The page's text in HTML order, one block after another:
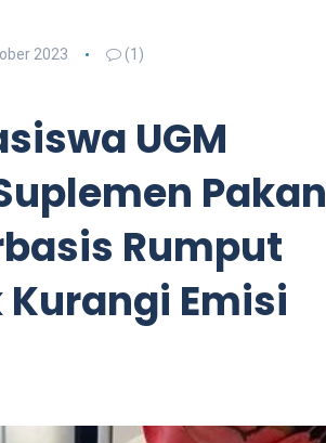
2023 (1)
UGM
Pakan
Rumput
Emisi